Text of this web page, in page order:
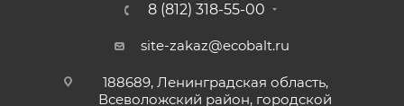
8 (812) 318-55-00
site-zakaz@ecobalt.ru
188689, Ленинградская область,
Всеволожский район, городской